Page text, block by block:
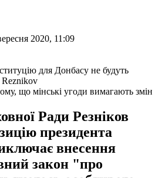
2020, 11:09
що мінські угоди вимагають змін
Ради Резніков
президента
внесення
закон "про